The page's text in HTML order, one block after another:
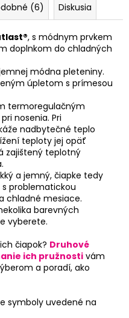
(6) Diskusia
, s módnym prvkem
doplnkom do chladných
módna pleteniny.
úpletom s prímesou
termoregulačným
nosenia. Pri
nadbytečné teplo
teploty jej opäť
zajištený teplotný
a jemný, čiapke tedy
problematickou
chladné mesiace.
barevných
vyberete.
čiapok? Druhové
ich pružnosti vám
a poradí, ako
symboly uvedené na